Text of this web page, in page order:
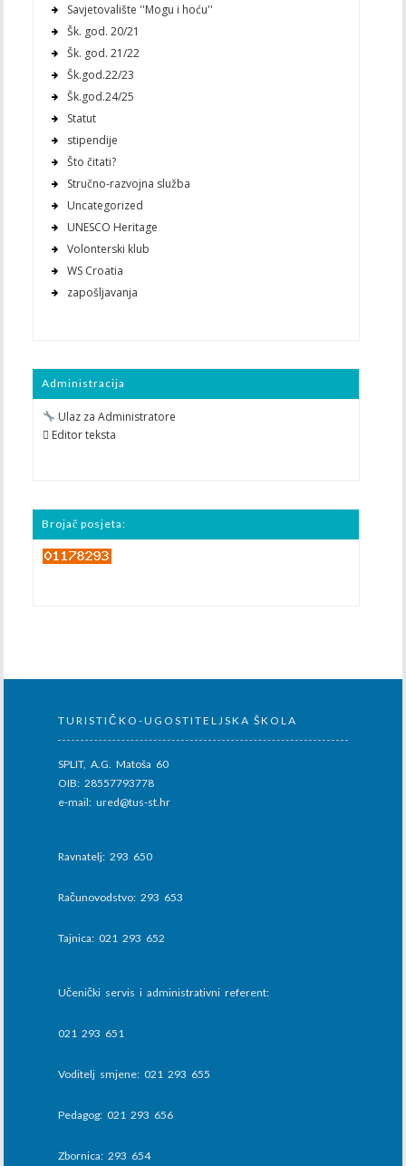
Savjetovalište ''Mogu i hoću''
Šk. god. 20/21
Šk. god. 21/22
Šk.god.22/23
Šk.god.24/25
Statut
stipendije
Što čitati?
Stručno-razvojna služba
Uncategorized
UNESCO Heritage
Volonterski klub
WS Croatia
zapošljavanja
Administracija
Ulaz za Administratore
 Editor teksta
Brojač posjeta:
TURISTIČKO-UGOSTITELJSKA ŠKOLA
SPLIT, A.G. Matoša 60
OIB: 28557793778
e-mail: ured@tus-st.hr
Ravnatelj: 293 650
Računovodstvo: 293 653
Tajnica: 021 293 652
Učenički servis i administrativni referent:
021 293 651
Voditelj smjene: 021 293 655
Pedagog: 021 293 656
Zbornica: 293 654